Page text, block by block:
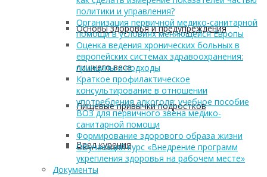
Основы здоровья и предупреждения
лишнего веса
Пищевые привычки подростков
Вред курения
политики и управления?
Организация первичной медико-санитарной
помощи в условиях меняющейся Европы
Оценка ведения хронических больных в
европейских системах здравоохранения:
принципы и подходы
Краткое профилактическое
консультирование в отношении
употребления алкоголя: учебное пособие
ВОЗ для первичного звена медико-
санитарной помощи
Формирование здорового образа жизни
Обучающий курс «Внедрение программ
укрепления здоровья на рабочем месте»
Документы